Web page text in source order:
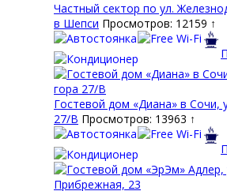
Частный сектор по ул.
в Шепси Просмотров: 12159 ↑
Гостевой дом «Диана» в Сочи,
27/В Просмотров: 13963 ↑